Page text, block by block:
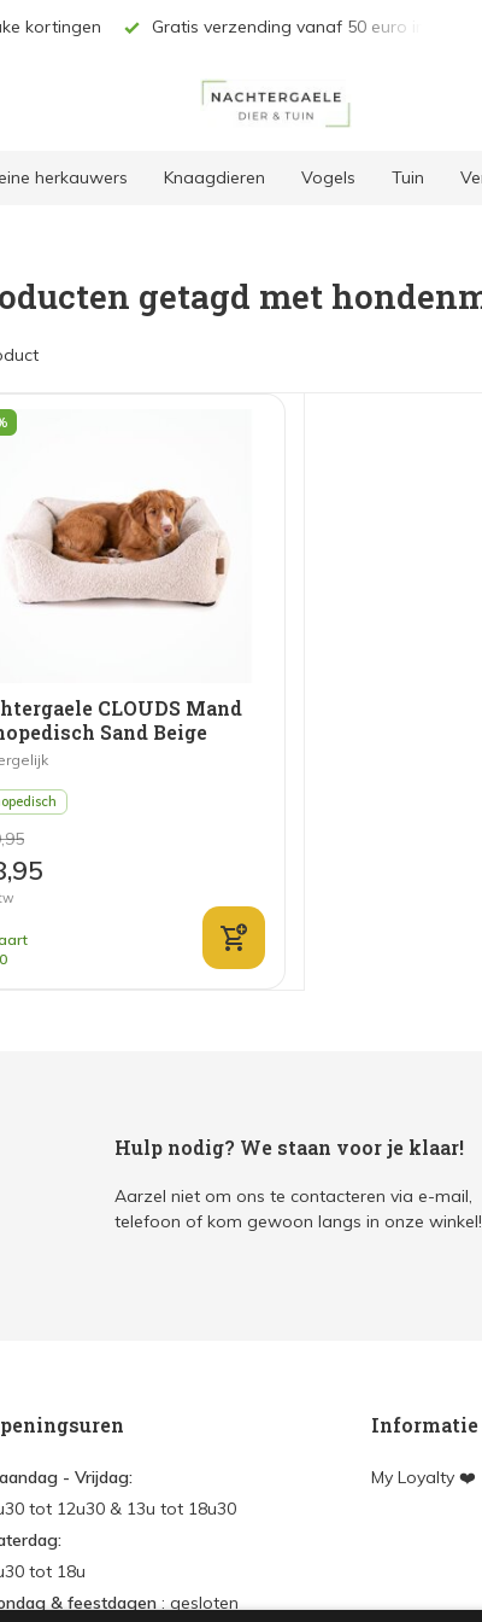
Gratis verzending vanaf 50 euro in BE & NL* Unieke
herkauwers Knaagdieren Vogels Tuin
getagd met
CLOUDS Mand
Sand Beige
Hulp nodig? We staan voor je klaar!
Aarzel niet om ons te contacteren via e-mail,
telefoon of kom gewoon langs in onze winkel!
- Vrijdag:
tot 12u30 & 13u tot 18u30
tot 18u
& feestdagen : gesloten
Informatie
My Loyalty ❤️